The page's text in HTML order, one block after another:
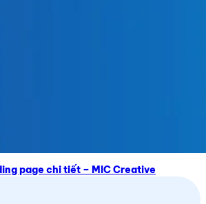
page chi tiết – MIC Creative